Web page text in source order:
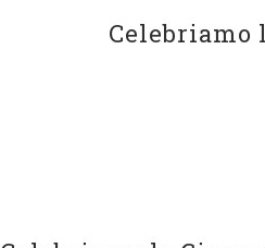
Celebriamo